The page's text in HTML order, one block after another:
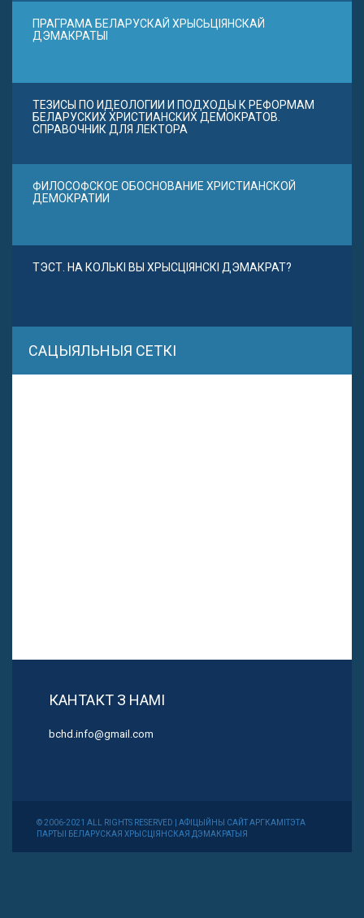
ПРАГРАМА БЕЛАРУСКАЙ ХРЫСЬЦІЯНСКАЙ
ДЭМАКРАТЫІ
ТЕЗИСЫ ПО ИДЕОЛОГИИ И ПОДХОДЫ К РЕФОРМАМ
БЕЛАРУСКИХ ХРИСТИАНСКИХ ДЕМОКРАТОВ.
СПРАВОЧНИК ДЛЯ ЛЕКТОРА
ФИЛОСОФСКОЕ ОБОСНОВАНИЕ ХРИСТИАНСКОЙ
ДЕМОКРАТИИ
ТЭСТ. НА КОЛЬКІ ВЫ ХРЫСЦІЯНСКІ ДЭМАКРАТ?
САЦЫЯЛЬНЫЯ СЕТКІ
КАНТАКТ З НАМІ
bchd.info@gmail.com
© 2006-2021 ALL RIGHTS RESERVED | АФІЦЫЙНЫ САЙТ АРГКАМІТЭТА
ПАРТЫІ БЕЛАРУСКАЯ ХРЫСЦІЯНСКАЯ ДЭМАКРАТЫЯ